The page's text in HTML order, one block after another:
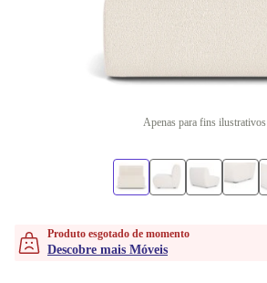
Apenas para fins ilustrativos
Produto esgotado de momento
Descobre mais Móveis